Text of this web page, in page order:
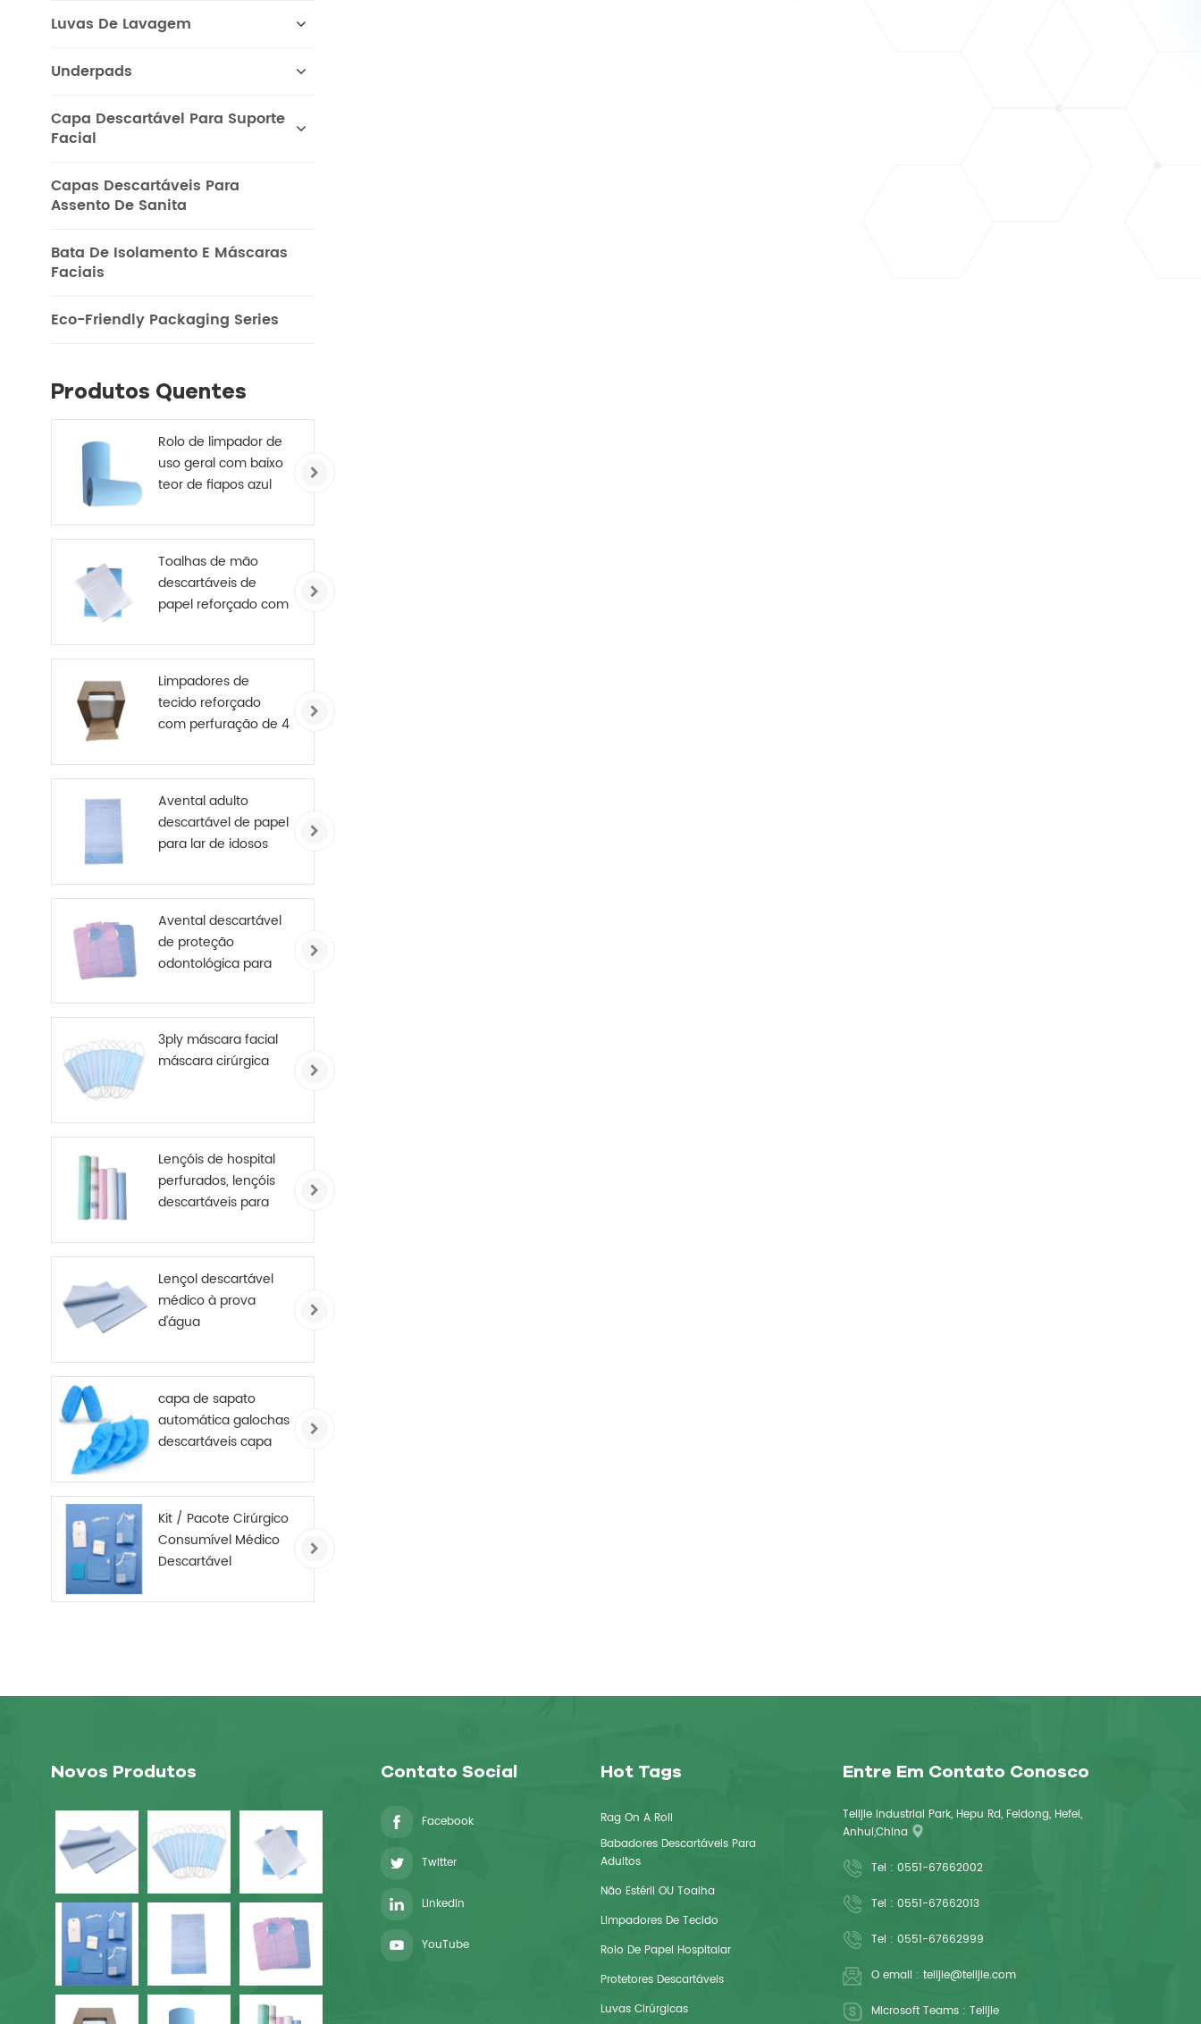
Luvas De Lavagem
Underpads
Capa Descartável Para Suporte
Facial
Capas Descartáveis ​​para
Assento De Sanita
Bata De Isolamento E Máscaras
Faciais
Eco-Friendly Packaging Series
Produtos Quentes
Rolo de limpador de
uso geral com baixo
teor de fiapos azul
Toalhas de mão
descartáveis ​​de
papel reforçado com
camadas
Limpadores de
tecido reforçado
com perfuração de 4
Avental adulto
descartável de papel
para lar de idosos
Avental descartável
de proteção
odontológica para
3ply máscara facial
máscara cirúrgica
Lençóis de hospital
perfurados, lençóis
descartáveis ​​para
revestido de PE
Lençol descartável
médico à prova
d'água
capa de sapato
automática galochas
descartáveis ​​capa
antiderrapante não
tecido
Kit / Pacote Cirúrgico
Consumível Médico
Descartável
Entre Em Contato Conosco
Telijie Industrial Park, Hepu Rd, Feidong, Hefei,
Anhui,China
Tel : 0551-67662002
Tel : 0551-67662013
Tel : 0551-67662999
O email : telijie@telijie.com
Microsoft Teams : Telijie
Novos Produtos Contato Social
Facebook
Twitter
Linkedin
YouTube
Hot Tags
Rag On A Roll
Babadores Descartáveis ​​para
Adultos
Não Estéril OU Toalha
Limpadores De Tecido
Rolo De Papel Hospitalar
Protetores Descartáveis
Luvas Cirúrgicas